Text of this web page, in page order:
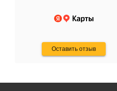
Оставить отзыв